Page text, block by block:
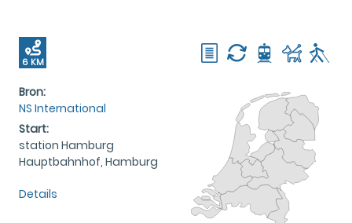
6 KM
Bron:
NS International
Start:
station Hamburg
Hauptbahnhof, Hamburg
Details